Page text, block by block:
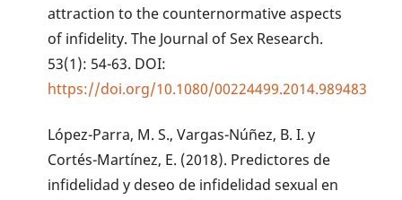
attraction to the counternormative aspects
of infidelity. The Journal of Sex Research.
53(1): 54-63. DOI:
https://doi.org/10.1080/00224499.2014.989483
López-Parra, M. S., Vargas-Núñez, B. I. y
Cortés-Martínez, E. (2018). Predictores de
infidelidad y deseo de infidelidad sexual en